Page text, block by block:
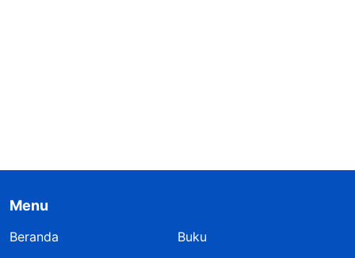
Menu
Beranda
Buku